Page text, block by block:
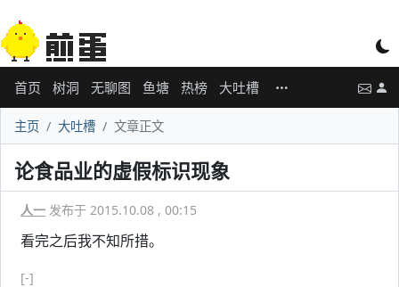
首页 树洞 无聊图 鱼塘 热榜 大吐槽
主页 大吐槽 文章正文
论食品业的虚假标识现象
人一 发布于 2015.10.08 , 00:15
看完之后我不知所措。
[-]